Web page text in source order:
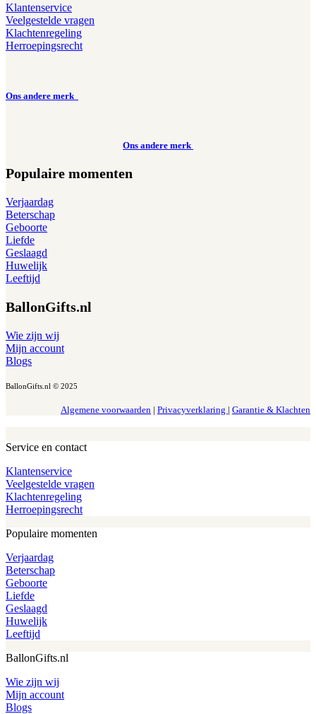
Klantenservice
Veelgestelde vragen
Klachtenregeling
Herroepingsrecht
Ons andere merk
Ons andere merk
Populaire momenten
Verjaardag
Beterschap
Geboorte
Liefde
Geslaagd
Huwelijk
Leeftijd
BallonGifts.nl
Wie zijn wij
Mijn account
Blogs
BallonGifts.nl © 2025
Algemene voorwaarden | Privacyverklaring | Garantie & Klachten
Service en contact
Klantenservice
Veelgestelde vragen
Klachtenregeling
Herroepingsrecht
Populaire momenten
Verjaardag
Beterschap
Geboorte
Liefde
Geslaagd
Huwelijk
Leeftijd
BallonGifts.nl
Wie zijn wij
Mijn account
Blogs